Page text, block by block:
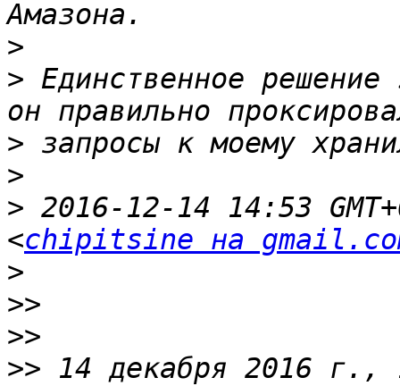
>
> Единственное
>
>
> 2016-12-14 14:53
<chipitsine на
>
>>
>>
>> 14 декабря 2016 г.,